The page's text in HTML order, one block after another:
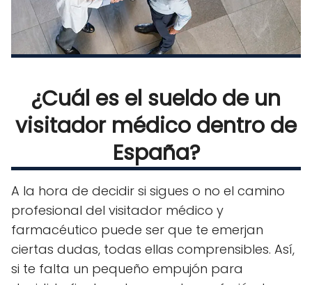
¿Cuál es el sueldo de un
visitador médico dentro de
España?
A la hora de decidir si sigues o no el camino
profesional del visitador médico y
farmacéutico puede ser que te emerjan
ciertas dudas, todas ellas comprensibles. Así,
si te falta un pequeño empujón para